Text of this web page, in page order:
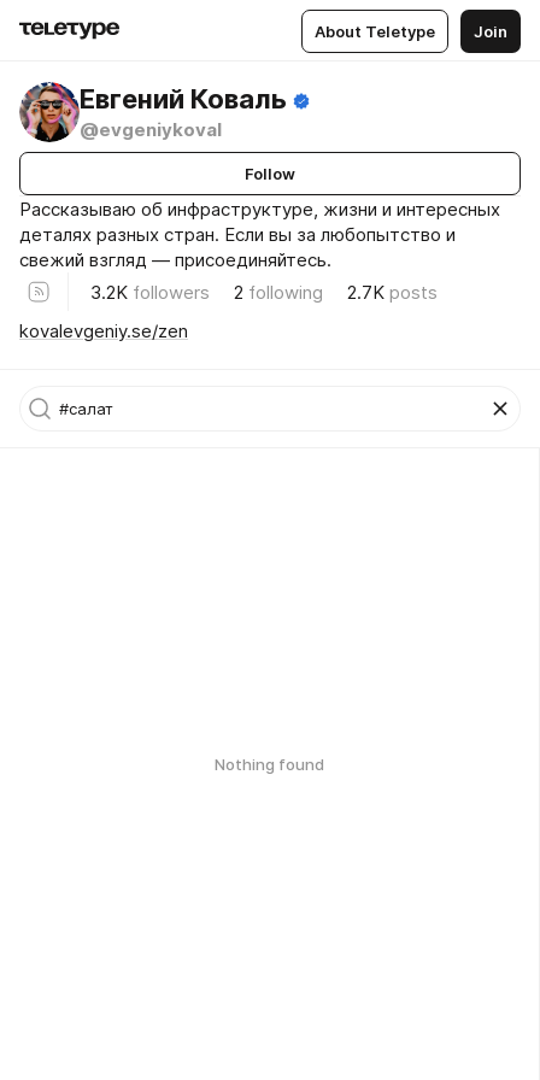
About Teletype Join
Евгений Коваль
@evgeniykoval
Follow
Рассказываю об инфраструктуре, жизни и интересных
деталях разных стран. Если вы за любопытство и
свежий взгляд — присоединяйтесь.
3.2K followers 2 following 2.7K posts
kovalevgeniy.se/zen
Nothing found